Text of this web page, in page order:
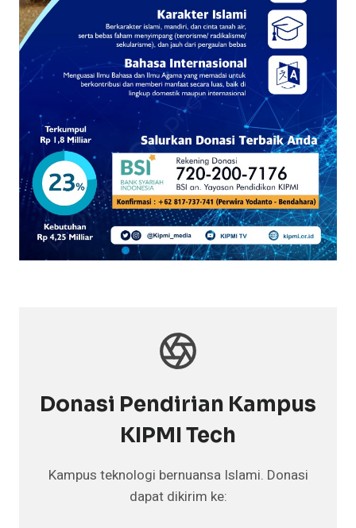
Donasi Pendirian Kampus
KIPMI Tech
Kampus teknologi bernuansa Islami. Donasi
dapat dikirim ke: